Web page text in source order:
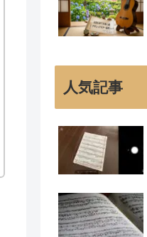
人気記事